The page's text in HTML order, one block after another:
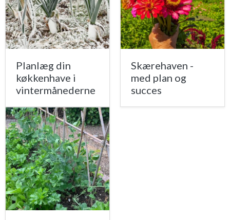
Planlæg din
køkkenhave i
vintermånederne
Skærehaven -
med plan og
succes